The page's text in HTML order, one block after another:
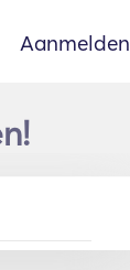
Aanmelden